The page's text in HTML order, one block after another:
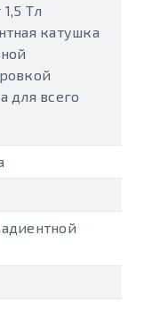
Тл
катушка
для всего